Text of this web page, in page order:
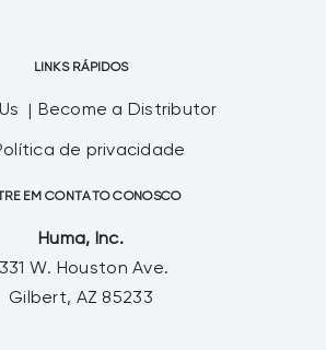
LINKS RÁPIDOS
Become a Distributor
de privacidade
EM CONTATO CONOSCO
Huma, Inc.
W. Houston Ave.
Gilbert, AZ 85233